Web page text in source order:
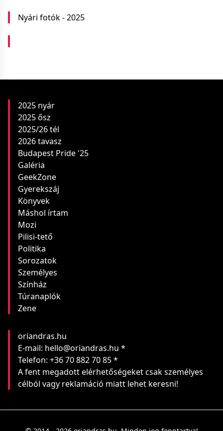
Nyári fotók - 2025
2025 nyár
2025 ősz
2025/26 tél
2026 tavasz
Budapest Pride '25
Galéria
GeekZone
Gyerekszáj
Könyvek
Máshol írtam
Mozi
Pilisi-tető
Politika
Sorozatok
Személyes
Színház
Túranaplók
Zene
oriandras.hu
E-mail: hello@oriandras.hu *
Telefon: +36 70 882 70 85 *
A fent megadott elérhetőségeket csak személyes
célból vagy reklamáció miatt lehet keresni!